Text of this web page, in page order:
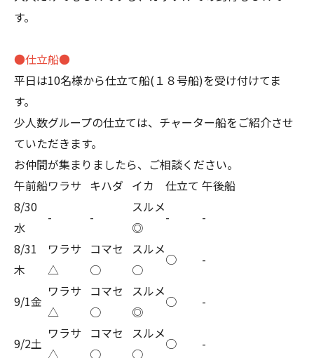
す。
●仕立船●
平日は10名様から仕立て船(１８号船)を受け付けてま
す。
少人数グループの仕立ては、チャーター船をご紹介させ
ていただきます。
お仲間が集まりましたら、ご相談ください。
午前船ワラサ キハダ イカ 仕立て 午後船
8/30
水
- -
スルメ
◎
-
-
8/31
木
ワラサ
△
コマセ
○
スルメ
○
○ -
9/1金
ワラサ
△
コマセ
○
スルメ
◎
○ -
9/2土
ワラサ
△
コマセ
○
スルメ
○
○ -